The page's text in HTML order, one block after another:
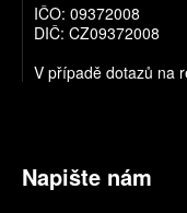
IČO: 09372008
DIČ: CZ09372008
V případě dotazů na
Napište nám